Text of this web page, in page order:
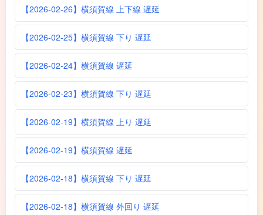
【2026-02-26】横須賀線 上下線 遅延
【2026-02-25】横須賀線 下り 遅延
【2026-02-24】横須賀線 遅延
【2026-02-23】横須賀線 下り 遅延
【2026-02-19】横須賀線 上り 遅延
【2026-02-19】横須賀線 遅延
【2026-02-18】横須賀線 下り 遅延
【2026-02-18】横須賀線 外回り 遅延